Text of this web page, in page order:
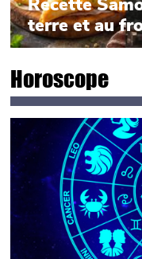
Recette
terre et au
Horoscope